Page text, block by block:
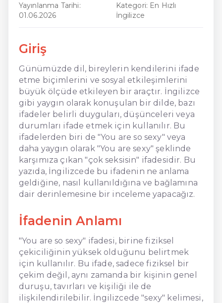
Yayınlanma Tarihi:
01.06.2026
Kategori: En Hızlı
İngilizce
Giriş
Günümüzde dil, bireylerin kendilerini ifade
etme biçimlerini ve sosyal etkileşimlerini
büyük ölçüde etkileyen bir araçtır. İngilizce
gibi yaygın olarak konuşulan bir dilde, bazı
ifadeler belirli duyguları, düşünceleri veya
durumları ifade etmek için kullanılır. Bu
ifadelerden biri de "You are so sexy" veya
daha yaygın olarak "You are sexy" şeklinde
karşımıza çıkan "çok seksisin" ifadesidir. Bu
yazıda, İngilizcede bu ifadenin ne anlama
geldiğine, nasıl kullanıldığına ve bağlamına
dair derinlemesine bir inceleme yapacağız.
İfadenin Anlamı
"You are so sexy" ifadesi, birine fiziksel
çekiciliğinin yüksek olduğunu belirtmek
için kullanılır. Bu ifade, sadece fiziksel bir
çekim değil, aynı zamanda bir kişinin genel
duruşu, tavırları ve kişiliği ile de
ilişkilendirilebilir. İngilizcede "sexy" kelimesi,